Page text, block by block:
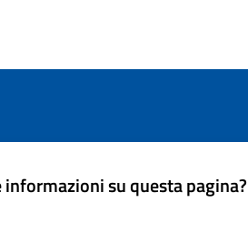
su questa pagina?